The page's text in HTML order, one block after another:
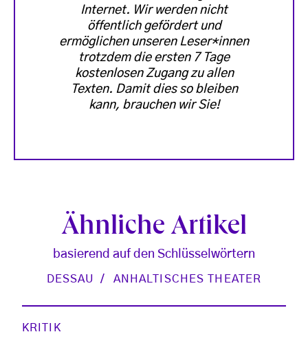
Internet. Wir werden nicht
öffentlich gefördert und
ermöglichen unseren Leser*innen
trotzdem die ersten 7 Tage
kostenlosen Zugang zu allen
Texten. Damit dies so bleiben
kann, brauchen wir Sie!
Ähnliche Artikel
basierend auf den Schlüsselwörtern
DESSAU ANHALTISCHES THEATER
KRITIK